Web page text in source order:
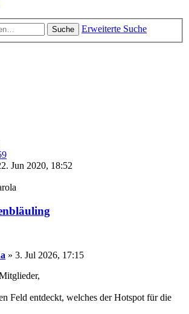
Suche
Erweiterte Suche
Jun 2020, 18:52
» 3. Jul 2026, 17:15
Feld entdeckt, welches der Hotspot für die